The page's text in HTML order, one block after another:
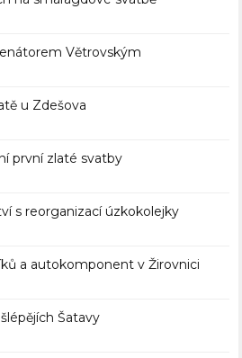
Větrovským
u Zdešova
první zlaté svatby
s reorganizací úzkokolejky
a autokomponent v Žirovnici
Šatavy